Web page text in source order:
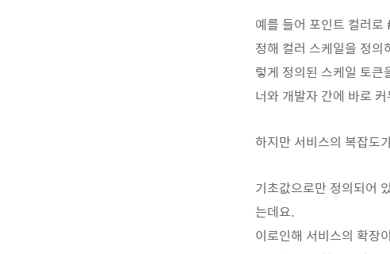
예를 들어 포인트 컬러로
정해 컬러 스케일을 정의
렇게 정의된 스케일 토큰
너와 개발자 간에 바로
하지만 서비스의 복잡도
기초값으로만 정의되어
는데요.
이로인해 서비스의 확장이